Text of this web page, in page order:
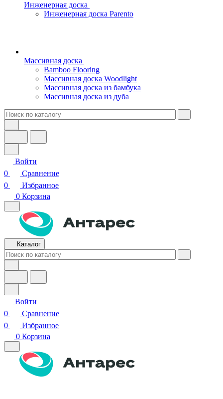
Инженерная доска
Инженерная доска Parento
Массивная доска
Bamboo Flooring
Массивная доска Woodlight
Массивная доска из бамбука
Массивная доска из дуба
Войти
0
Сравнение
0
Избранное
0 Корзина
Каталог
Войти
0
Сравнение
0
Избранное
0 Корзина